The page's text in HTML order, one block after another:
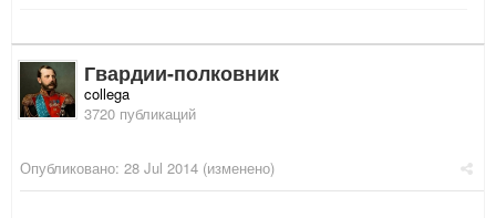
Гвардии-полковник
collega
3720 публикаций
Опубликовано: 28 Jul 2014 (изменено)